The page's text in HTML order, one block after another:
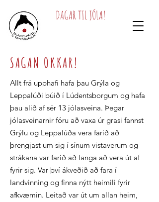
DAGAR TIL JÓLA!
SAGAN OKKAR!
Allt frá upphafi hafa þau Grýla og
Leppalúði búið í Lúdentsborgum og hafa
þau alið af sér 13 jólasveina. Þegar
jólasveinarnir fóru að vaxa úr grasi fannst
Grýlu og Leppalúða vera farið að
þrengjast um sig í sínum vistaverum og
strákana var farið að langa að vera út af
fyrir sig. Var því ákveðið að fara í
landvinning og finna nýtt heimili fyrir
afkvæmin. Leitað var út um allan heim,